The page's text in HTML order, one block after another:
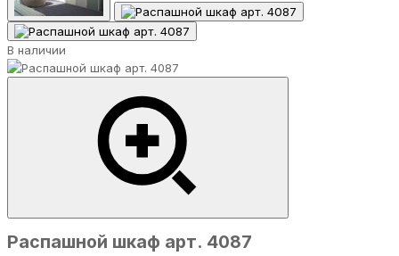
В наличии
Распашной шкаф арт. 4087